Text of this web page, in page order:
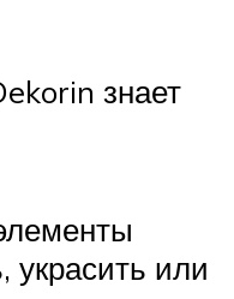
знает
или